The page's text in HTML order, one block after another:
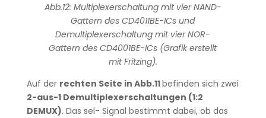
Abb.12: Multiplexerschaltung mit vier NAND-
Gattern des CD4011BE-ICs und
Demultiplexerschaltung mit vier NOR-
Gattern des CD4001BE-ICs (Grafik erstellt
mit Fritzing).
Auf der rechten Seite in Abb.11befinden sich zwei
2-aus-1 Demultiplexerschaltungen (1:2
DEMUX). Das sel- Signal bestimmt dabei, ob das